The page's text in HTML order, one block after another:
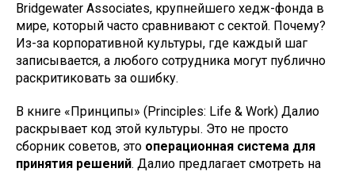
Bridgewater Associates, крупнейшего хедж-фонда в
мире, который часто сравнивают с сектой. Почему?
Из-за корпоративной культуры, где каждый шаг
записывается, а любого сотрудника могут публично
раскритиковать за ошибку.
В книге «Принципы» (Principles: Life & Work) Далио
раскрывает код этой культуры. Это не просто
сборник советов, это операционная система для
принятия решений. Далио предлагает смотреть на